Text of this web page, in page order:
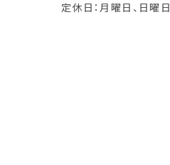
定休日：月曜日、日曜日